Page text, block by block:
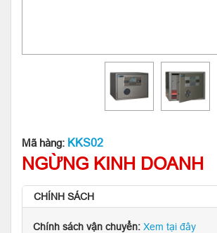
Mã hàng: KKS02
NGỪNG KINH DOANH
CHÍNH SÁCH
Chính sách vận chuyển: Xem tại đây